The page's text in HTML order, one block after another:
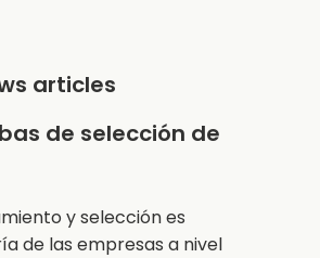
articles
de selección de
y selección es
de las empresas a nivel